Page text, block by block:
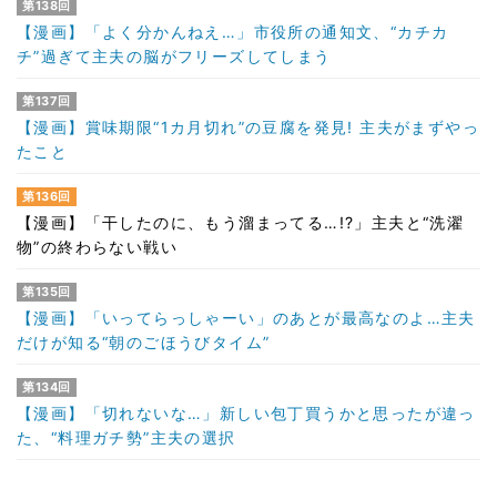
第138回
【漫画】「よく分かんねえ…」市役所の通知文、“カチカ
チ”過ぎて主夫の脳がフリーズしてしまう
第137回
【漫画】賞味期限“1カ月切れ”の豆腐を発見! 主夫がまずやっ
たこと
第136回
【漫画】「干したのに、もう溜まってる…!?」主夫と“洗濯
物”の終わらない戦い
第135回
【漫画】「いってらっしゃーい」のあとが最高なのよ…主夫
だけが知る“朝のごほうびタイム”
第134回
【漫画】「切れないな…」新しい包丁買うかと思ったが違っ
た、“料理ガチ勢”主夫の選択